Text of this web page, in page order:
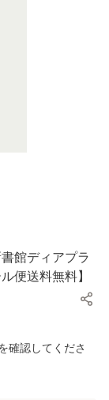
館ディアプラ
便送料無料】
確認してくださ